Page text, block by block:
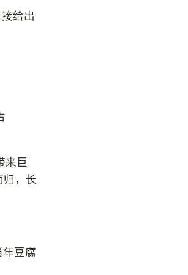
给出
来巨
，长
豆腐